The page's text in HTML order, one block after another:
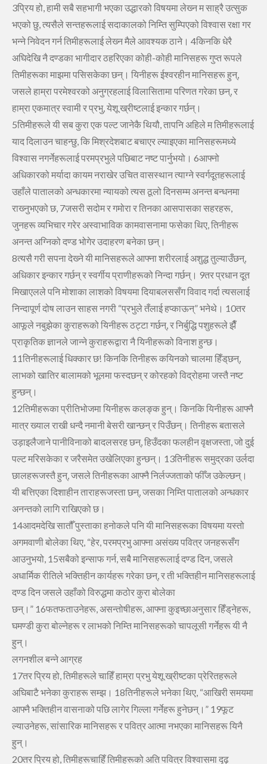
3प्रिय हो, हामी सबै सहभागी भएका उद्धारको विषयमा लेख्‍न म साह्रै उत्‍सुक
भएको छु, त्‍यसैले सन्‍तहरूलाई सदाकालको निम्‍ति सुम्‍पिएको विश्‍वास रक्षा गर
भन्‍ने निवेदन गर्न तिमीहरूलाई लेख्‍न मैले आवश्‍यक ठाने। 4किनकि धेरै
अघिदेखि नै दण्‍डका भागीदार ठहरिएका कोही-कोही मानिसहरू गुप्‍त रूपले
तिमीहरूका माझमा पसिसकेका छन्‌। यिनीहरू ईश्‍वरहीन मानिसहरू हुन्,
जसले हाम्रा परमेश्‍वरको अनुग्रहलाई विलासितामा परिणत गरेका छन्, र
हाम्रा एकमात्र स्‍वामी र प्रभु, येशू ख्रीष्‍टलाई इन्‍कार गर्छन्‌।
5तिमीहरूले यी सब कुरा एक पल्‍ट जानेकै थियौ, तापनि अहिले म तिमीहरूलाई
याद दिलाउन चाहन्‍छु, कि मिश्रदेशबाट बचाएर ल्‍याइएका मानिसहरूमध्‍ये
विश्‍वास नगर्नेहरूलाई परमप्रभुले पछिबाट नष्‍ट पार्नुभयो। 6आफ्‍नो
अधिकारको मर्यादा कायम नराखेर उचित वासस्‍थान त्‍याग्‍ने स्‍वर्गदूतहरूलाई
उहाँले पातालको अन्‍धकारमा न्‍यायको त्‍यस ठूलो दिनसम्‍म अनन्‍त बन्‍धनमा
राख्‍नुभएको छ, 7जसरी सदोम र गमोरा र तिनका आसपासका सहरहरू,
जुनहरू व्‍यभिचार गरेरअस्‍वाभाविक कामवासनामा फसेका थिए, तिनीहरू
अनन्‍त अग्‍निको दण्‍ड भोगेर उदाहरण बनेका छन्‌।
8त्‍यसै गरी सपना देख्‍ने यी मानिसहरूले आफ्‍ना शरीरलाई अशुद्ध तुल्‍याउँछन्,
अधिकार इन्‍कार गर्छन्‌ र स्‍वर्गीय प्राणीहरूको निन्‍दा गर्छन्‌। 9तर प्रधान दूत
मिखाएलले पनि मोशाका लाशको विषयमा दियाबलससँग विवाद गर्दा त्‍यसलाई
निन्‍दापूर्ण दोष लाउन साहस नगरी “प्रभुले तँलाई हप्‍काऊन्” भनेथे। 10तर
आफूले नबुझेका कुराहरूको यिनीहरू ठट्टा गर्छन्, र निर्बुद्धि पशुहरूले झैँ
प्राकृतिक ज्ञानले जान्‍ने कुराहरूद्वारा नै यिनीहरूको विनाश हुन्‍छ।
11तिनीहरूलाई धिक्‍कार छ! किनकि तिनीहरू कयिनको चालमा हिँड्‌छन्,
लाभको खातिर बालामको भूलमा फस्‍दछन्‌ र कोरहको विद्रोहमा जस्‍तै नष्‍ट
हुन्‍छन्‌।
12तिमीहरूका प्रीतिभोजमा यिनीहरू कलङ्क हुन्‌। किनकि यिनीहरू आफ्‍नै
मात्र ख्‍याल राखी धन्‍दै नमानी बेसरी खान्‍छन्‌ र पिउँछन्‌। तिनीहरू बतासले
उड़ाइलैजाने पानीविनाको बादलसरह छन्, हिउँदका फलहीन वृक्षजस्‍ता, जो दुई
पल्‍ट मरिसकेका र जरैसमेत उखेलिएका हुन्‍छन्‌। 13तिनीहरू समुद्रका उर्लदा
छालहरूजस्‍तै हुन्, जसले तिनीहरूका आफ्‍नै निर्लज्‍जताको फीँज उकेल्‍छन्‌।
यी बत्तिएका दिशाहीन ताराहरूजस्‍ता छन्, जसका निम्‍ति पातालको अन्‍धकार
अनन्‍तको लागि राखिएको छ।
14आदमदेखि सातौँ पुस्‍ताका हनोकले पनि यी मानिसहरूका विषयमा यस्‍तो
अगमवाणी बोलेका थिए, “हेर, परमप्रभु आफ्‍ना असंख्‍य पवित्र जनहरूसँग
आउनुभयो, 15सबैको इन्‍साफ गर्न, सबै मानिसहरूलाई दण्‍ड दिन, जसले
अधार्मिक रीतिले भक्तिहीन कार्यहरू गरेका छन्, र ती भक्तिहीन मानिसहरूलाई
दण्‍ड दिन जसले उहाँको विरुद्धमा कठोर कुरा बोलेका
छन्‌।” 16फतफताउनेहरू, असन्‍तोषीहरू, आफ्‍ना कुइच्‍छाअनुसार हिँड्‌नेहरू,
घमण्‍डी कुरा बोल्‍नेहरू र लाभको निम्‍ति मानिसहरूको चापलूसी गर्नेहरू यी नै
हुन्‌।
लगनशील बन्‍ने आग्रह
17तर प्रिय हो, तिमीहरूले चाहिँ हाम्रा प्रभु येशू ख्रीष्‍टका प्रेरितहरूले
अघिबाटै भनेका कुराहरू सम्‍झ। 18तिनीहरूले भनेका थिए, “आखिरी समयमा
आफ्‍नै भक्तिहीन वासनाको पछि लागेर गिल्‍ला गर्नेहरू हुनेछन्‌।” 19फूट
ल्याउ‍नेहरू, सांसारिक मानिसहरू र पवित्र आत्‍मा नभएका मानिसहरू यिनै
हुन्‌।
20तर प्रिय हो, तिमीहरूचाहिँ तिमीहरूको अति पवित्र विश्‍वासमा दृढ़